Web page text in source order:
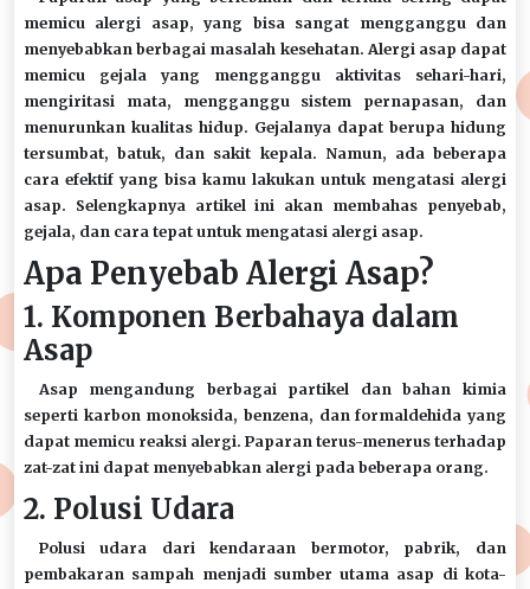
memicu alergi asap, yang bisa sangat mengganggu dan
menyebabkan berbagai masalah kesehatan. Alergi asap dapat
memicu gejala yang mengganggu aktivitas sehari-hari,
mengiritasi mata, mengganggu sistem pernapasan, dan
menurunkan kualitas hidup. Gejalanya dapat berupa hidung
tersumbat, batuk, dan sakit kepala. Namun, ada beberapa
cara efektif yang bisa kamu lakukan untuk mengatasi alergi
asap. Selengkapnya artikel ini akan membahas penyebab,
gejala, dan cara tepat untuk mengatasi alergi asap.
Apa Penyebab Alergi Asap?
1. Komponen Berbahaya dalam
Asap
Asap mengandung berbagai partikel dan bahan kimia
seperti karbon monoksida, benzena, dan formaldehida yang
dapat memicu reaksi alergi. Paparan terus-menerus terhadap
zat-zat ini dapat menyebabkan alergi pada beberapa orang.
2. Polusi Udara
Polusi udara dari kendaraan bermotor, pabrik, dan
pembakaran sampah menjadi sumber utama asap di kota-